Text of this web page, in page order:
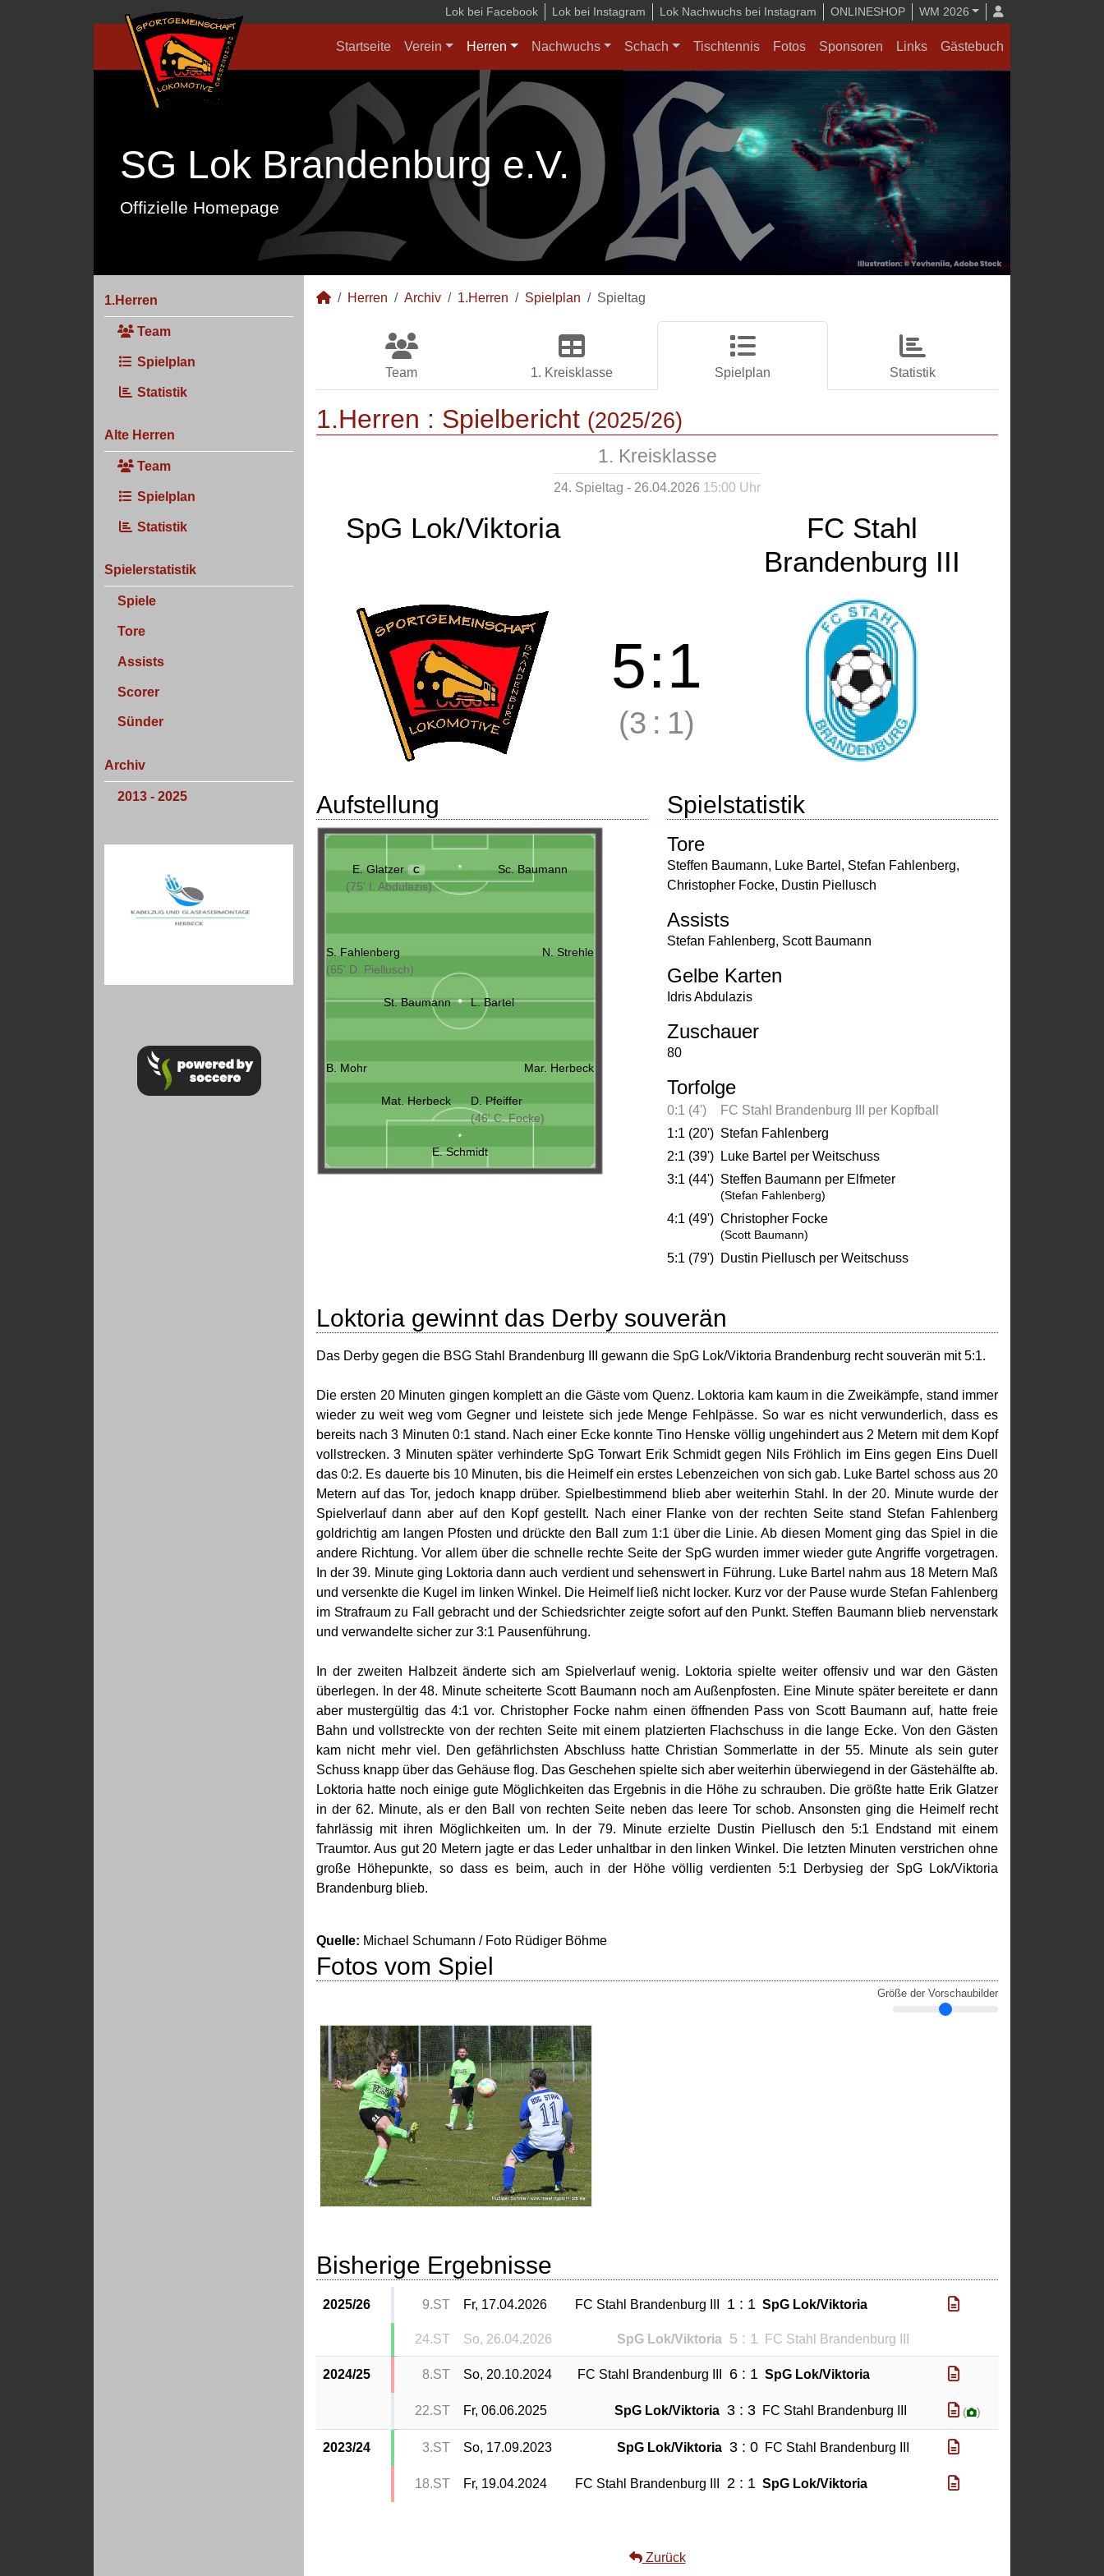
Lok bei Facebook Lok bei Instagram Lok Nachwuchs bei Instagram ONLINESHOP WM 2026
Startseite Verein Herren Nachwuchs Schach Tischtennis Fotos Sponsoren Links Gästebuch
SG Lok Brandenburg e.V.
Offizielle Homepage
1.Herren
Team
Spielplan
Statistik
Alte Herren
Team
Spielplan
Statistik
Spielerstatistik
Spiele
Tore
Assists
Scorer
Sünder
Archiv
2013 - 2025
Herren Archiv 1.Herren Spielplan Spieltag
Team 1. Kreisklasse Spielplan Statistik
1.Herren : Spielbericht (2025/26)
1. Kreisklasse
24. Spieltag - 26.04.2026 15:00 Uhr
SpG Lok/Viktoria
FC Stahl
Brandenburg III
5:1
(3 : 1)
Aufstellung
E. Glatzer C
(75' I. Abdulazis)
Sc. Baumann
S. Fahlenberg
(65' D. Piellusch)
N. Strehle
St. Baumann L. Bartel
B. Mohr Mar. Herbeck
Mat. Herbeck
D. Pfeiffer
(46' C. Focke)
E. Schmidt
Spielstatistik
Tore
Steffen Baumann, Luke Bartel , Stefan Fahlenberg,
Christopher Focke, Dustin Piellusch
Assists
Stefan Fahlenberg, Scott Baumann
Gelbe Karten
Idris Abdulazis
Zuschauer
80
Torfolge
0:1 (4')
FC Stahl Brandenburg III per Kopfball
1:1 (20') Stefan Fahlenberg
2:1 (39')
Luke Bartel per Weitschuss
3:1 (44') Steffen Baumann per Elfmeter
(Stefan Fahlenberg)
4:1 (49') Christopher Focke
(Scott Baumann)
5:1 (79') Dustin Piellusch per Weitschuss
Loktoria gewinnt das Derby souverän
Das Derby gegen die BSG Stahl Brandenburg III gewann die SpG Lok/Viktoria Brandenburg recht souverän mit 5:1.
Die ersten 20 Minuten gingen komplett an die Gäste vom Quenz. Loktoria kam kaum in die Zweikämpfe, stand immer
wieder zu weit weg vom Gegner und leistete sich jede Menge Fehlpässe. So war es nicht verwunderlich, dass es
bereits nach 3 Minuten 0:1 stand. Nach einer Ecke konnte Tino Henske völlig ungehindert aus 2 Metern mit dem Kopf
vollstrecken. 3 Minuten später verhinderte SpG Torwart Erik Schmidt gegen Nils Fröhlich im Eins gegen Eins Duell
das 0:2. Es dauerte bis 10 Minuten, bis die Heimelf ein erstes Lebenzeichen von sich gab. Luke Bartel schoss aus 20
Metern auf das Tor, jedoch knapp drüber. Spielbestimmend blieb aber weiterhin Stahl. In der 20. Minute wurde der
Spielverlauf dann aber auf den Kopf gestellt. Nach einer Flanke von der rechten Seite stand Stefan Fahlenberg
goldrichtig am langen Pfosten und drückte den Ball zum 1:1 über die Linie. Ab diesen Moment ging das Spiel in die
andere Richtung. Vor allem über die schnelle rechte Seite der SpG wurden immer wieder gute Angriffe vorgetragen.
In der 39. Minute ging Loktoria dann auch verdient und sehenswert in Führung. Luke Bartel nahm aus 18 Metern Maß
und versenkte die Kugel im linken Winkel. Die Heimelf ließ nicht locker. Kurz vor der Pause wurde Stefan Fahlenberg
im Strafraum zu Fall gebracht und der Schiedsrichter zeigte sofort auf den Punkt. Steffen Baumann blieb nervenstark
und verwandelte sicher zur 3:1 Pausenführung.
In der zweiten Halbzeit änderte sich am Spielverlauf wenig. Loktoria spielte weiter offensiv und war den Gästen
überlegen. In der 48. Minute scheiterte Scott Baumann noch am Außenpfosten. Eine Minute später bereitete er dann
aber mustergültig das 4:1 vor. Christopher Focke nahm einen öffnenden Pass von Scott Baumann auf, hatte freie
Bahn und vollstreckte von der rechten Seite mit einem platzierten Flachschuss in die lange Ecke. Von den Gästen
kam nicht mehr viel. Den gefährlichsten Abschluss hatte Christian Sommerlatte in der 55. Minute als sein guter
Schuss knapp über das Gehäuse flog. Das Geschehen spielte sich aber weiterhin überwiegend in der Gästehälfte ab.
Loktoria hatte noch einige gute Möglichkeiten das Ergebnis in die Höhe zu schrauben. Die größte hatte Erik Glatzer
in der 62. Minute, als er den Ball von rechten Seite neben das leere Tor schob. Ansonsten ging die Heimelf recht
fahrlässig mit ihren Möglichkeiten um. In der 79. Minute erzielte Dustin Piellusch den 5:1 Endstand mit einem
Traumtor. Aus gut 20 Metern jagte er das Leder unhaltbar in den linken Winkel. Die letzten Minuten verstrichen ohne
große Höhepunkte, so dass es beim, auch in der Höhe völlig verdienten 5:1 Derbysieg der SpG Lok/Viktoria
Brandenburg blieb.
Quelle: Michael Schumann / Foto Rüdiger Böhme
Fotos vom Spiel
Größe der Vorschaubilder
Bisherige Ergebnisse
2025/26 9.ST Fr, 17.04.2026 FC Stahl Brandenburg III 1 : 1 SpG Lok/Viktoria
24.ST So, 26.04.2026 SpG Lok/Viktoria 5 : 1 FC Stahl Brandenburg III
2024/25 8.ST So, 20.10.2024 FC Stahl Brandenburg III 6 : 1 SpG Lok/Viktoria
22.ST Fr, 06.06.2025 SpG Lok/Viktoria 3 : 3 FC Stahl Brandenburg III ( )
2023/24 3.ST So, 17.09.2023 SpG Lok/Viktoria 3 : 0 FC Stahl Brandenburg III
18.ST Fr, 19.04.2024 FC Stahl Brandenburg III 2 : 1 SpG Lok/Viktoria
Zurück